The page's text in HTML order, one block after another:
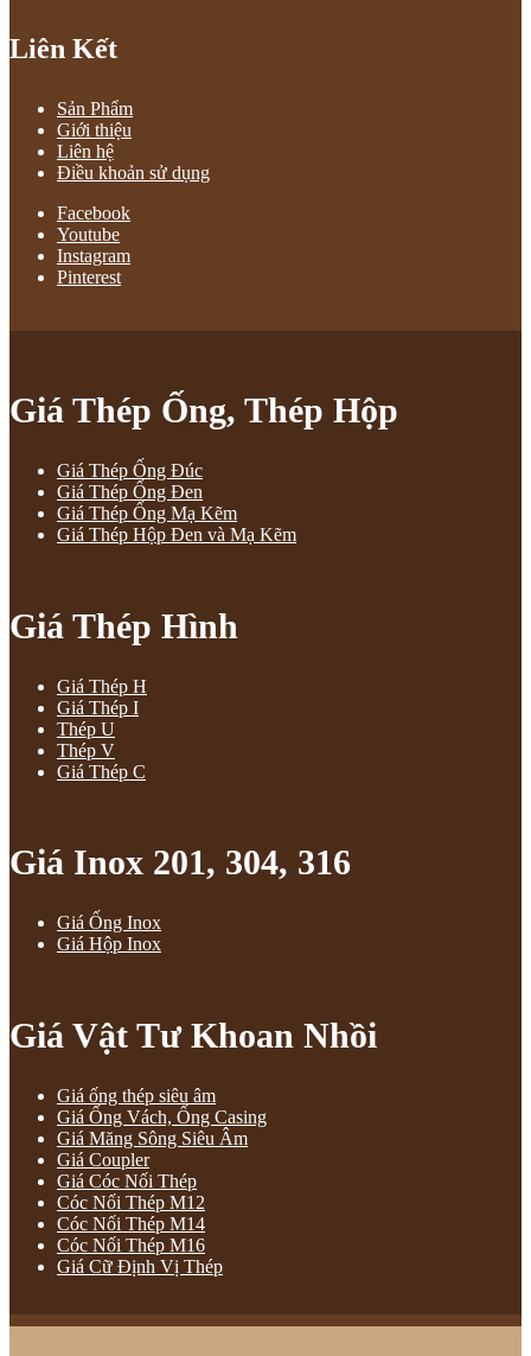
Liên Kết
Sản Phẩm
Giới thiệu
Liên hệ
Điều khoản sử dụng
Facebook
Youtube
Instagram
Pinterest
Giá Thép Ống, Thép Hộp
Giá Thép Ống Đúc
Giá Thép Ống Đen
Giá Thép Ống Mạ Kẽm
Giá Thép Hộp Đen và Mạ Kẽm
Giá Thép Hình
Giá Thép H
Giá Thép I
Thép U
Thép V
Giá Thép C
Giá Inox 201, 304, 316
Giá Ống Inox
Giá Hộp Inox
Giá Vật Tư Khoan Nhồi
Giá ống thép siêu âm
Giá Ống Vách, Ống Casing
Giá Măng Sông Siêu Âm
Giá Coupler
Giá Cóc Nối Thép
Cóc Nối Thép M12
Cóc Nối Thép M14
Cóc Nối Thép M16
Giá Cữ Định Vị Thép